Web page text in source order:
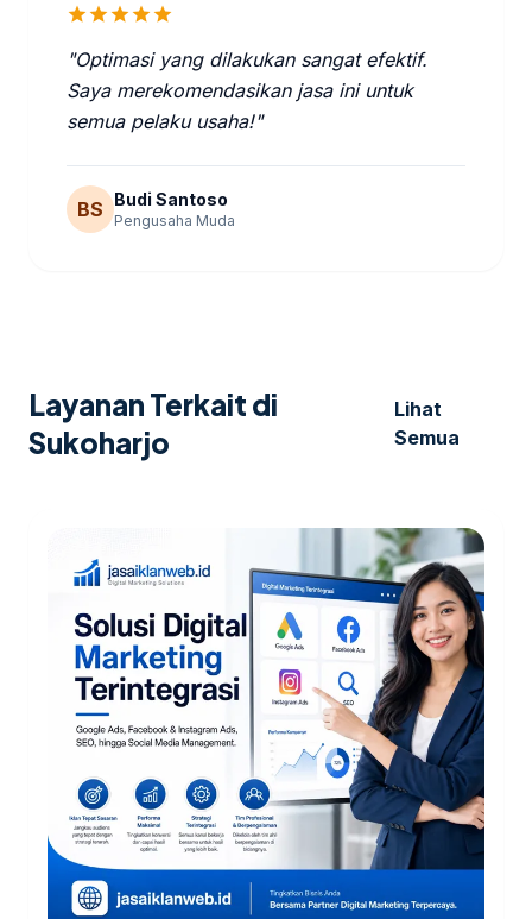
starstarstarstarstar
"Optimasi yang dilakukan sangat efektif.
Saya merekomendasikan jasa ini untuk
semua pelaku usaha!"
BS Budi Santoso
Pengusaha Muda
Layanan Terkait di
Sukoharjo
Lihat
Semua